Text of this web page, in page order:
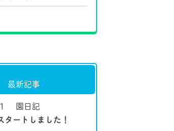
最新記事
園日記
ートしました！